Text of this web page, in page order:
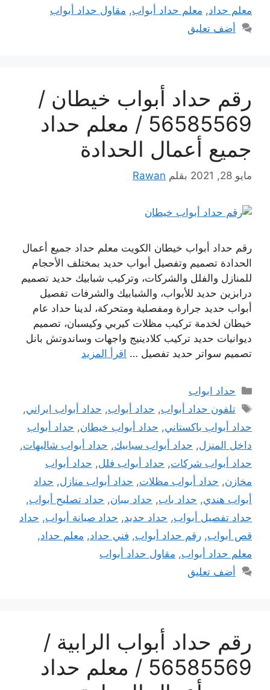
معلم حداد, معلم حداد أبواب, مقاول حداد أبواب
أضف تعليق
رقم حداد أبواب خيطان /
56585569 / معلم حداد
جميع أعمال الحدادة
مايو 28, 2021 بقلم Rawan
رقم حداد أبواب خيطان الكويت معلم حداد جميع أعمال
الحدادة تصميم وتفصيل أبواب حديد بمختلف الأحجام
للمنازل والفلل والشركات، وتركيب شبابيك حديد تصميم
درابزين حديد للأبواب، والشبابيك والشرفات تفصيل
أبواب حديد جرارة ومفصلية ومتحركة، لدينا حداد عام
خيطان لخدمة تركيب مظلات كيربي وكيسبان، تصميم
ديوانيات حديد تركيب كلادينيج واجهات وساندوتش بانل
تصميم سواتر حديد تفصيل … اقرأ المزيد
التصنيفات
حداد ابواب
الوسوم
تلفون حداد أبواب, حداد أبواب, حداد أبواب ايراني,
حداد أبواب باكستاني, حداد أبواب خيطان, حداد أبواب
داخل المنزل, حداد أبواب سبابيك, حداد أبواب شاليهات,
حداد أبواب شركات, حداد أبواب فلل, حداد أبواب
مخازن, حداد أبواب مظلات, حداد أبواب منازل, حداد
أبواب هندي, حداد باب, حداد بيبان, حداد تصليح أبواب,
حداد تفصيل أبواب, حداد حديد, حداد صيانة أبواب, حداد
قص أبواب, رقم حداد أبواب, فني حداد, معلم حداد,
معلم حداد أبواب, مقاول حداد أبواب
أضف تعليق
رقم حداد أبواب الرابية /
56585569 / معلم حداد